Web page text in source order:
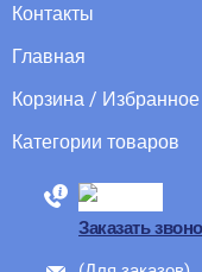
Контакты
Главная
Корзина / Избранное
Категории товаров
88005555550
Заказать